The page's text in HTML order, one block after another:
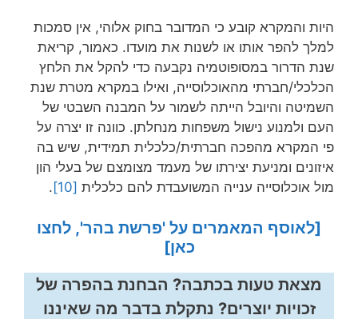
היות והמקרא קובע כי המדובר בחוק אלוהי, אין סמכות
למלך להפר אותו או לשנות את מועדו. כאמור, קריאת
שנת הדרור במסופוטמיה נקבעה כדי להקל את הלחץ
הכלכלי/חברתי מהאוכלוסייה, ואילו במקרא מטרת שנת
השמיטה והיובל הייתה לשמור על המבנה השבטי של
העם ולמנוע נישול משפחות מנחלתן. כוונה זו יצרה על
פי המקרא מהפכה חברתית/כלכלית תמידית, שיש בה
איזונים ומניעת יצירתו של מעמד מצומצם של בעלי הון
מול אוכלוסייה ענייה המשועבדת להם כלכלית [10]
.
[לאוסף המאמרים על 'פרשת בהר', לחצו
כאן]
מצאת טעות בכתבה? הבחנת בהפרה של
זכויות יוצרים? נתקלת בדבר מה שאיננו